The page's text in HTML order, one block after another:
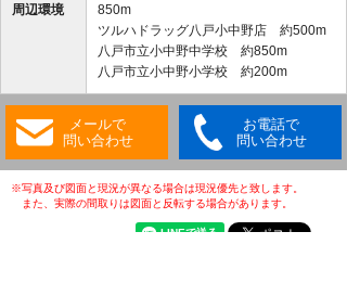
周辺環境
850m
ツルハドラッグ八戸小中野店 約500m
八戸市立小中野中学校 約850m
八戸市立小中野小学校 約200m
メールで
問い合わせ
お電話で
問い合わせ
※写真及び図面と現況が異なる場合は現況優先と致します。
また、実際の間取りは図面と反転する場合があります。